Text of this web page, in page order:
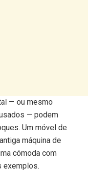
— ou mesmo
— podem
Um móvel de
máquina de
cómoda com
exemplos.